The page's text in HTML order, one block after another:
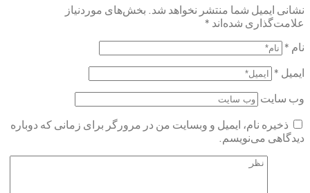
نخواهد شد. بخش‌های موردنیاز
*
و وبسایت من در مرورگر برای زمانی که دوباره